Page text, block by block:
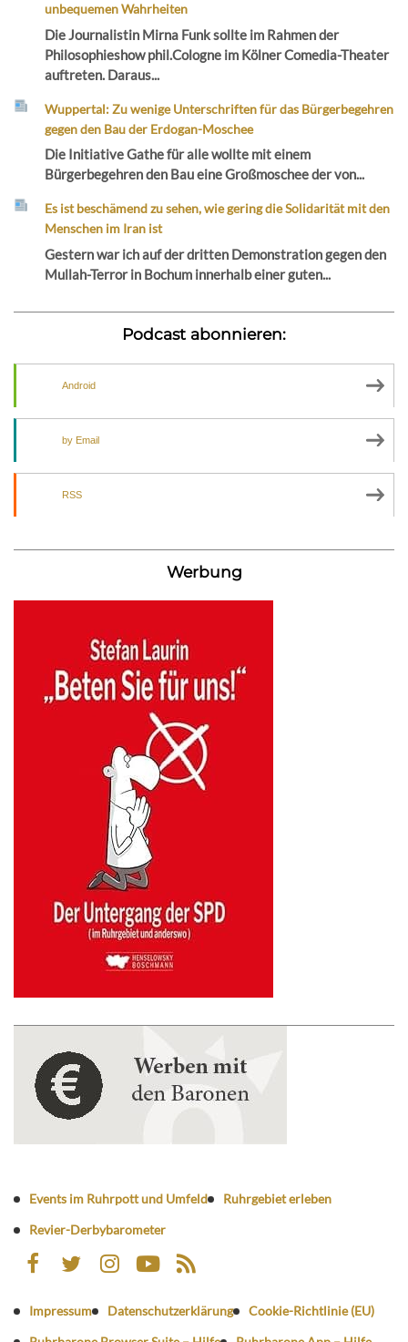
unbequemen Wahrheiten
Die Journalistin Mirna Funk sollte im Rahmen der
Philosophieshow phil.Cologne im Kölner Comedia-Theater
auftreten. Daraus...
Wuppertal: Zu wenige Unterschriften für das Bürgerbegehren
gegen den Bau der Erdogan-Moschee
Die Initiative Gathe für alle wollte mit einem
Bürgerbegehren den Bau eine Großmoschee der von...
Es ist beschämend zu sehen, wie gering die Solidarität mit den
Menschen im Iran ist
Gestern war ich auf der dritten Demonstration gegen den
Mullah-Terror in Bochum innerhalb einer guten...
Podcast abonnieren:
Android
by Email
RSS
Werbung
Events im Ruhrpott und Umfeld
Ruhrgebiet erleben
Revier-Derbybarometer
Impressum Datenschutzerklärung
Cookie-Richtlinie (EU)